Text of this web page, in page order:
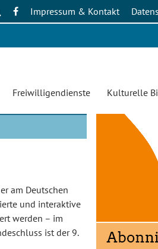
Impressum & Kontakt
Freiwilligendienste Kulturelle
am Deutschen
und interaktive
werden – im
ist der 9.